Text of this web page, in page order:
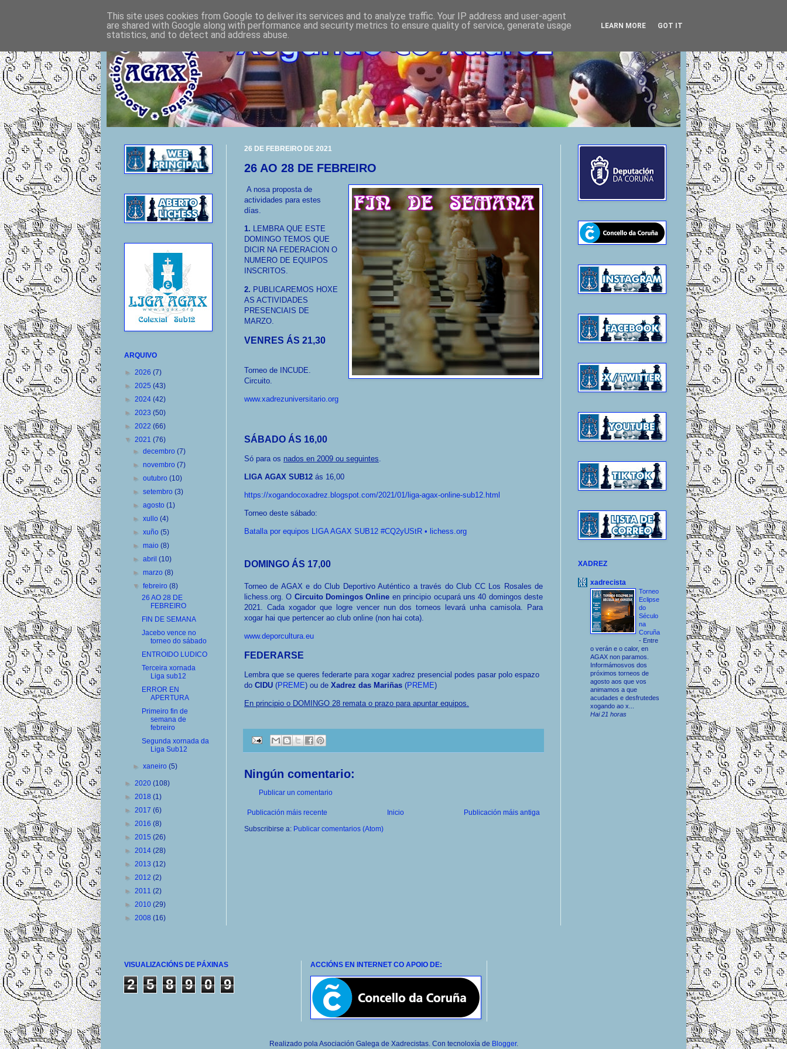
26 DE FEBREIRO DE 2021
26 AO 28 DE FEBREIRO
A nosa proposta de
actividades para estes
días.
1. LEMBRA QUE ESTE
DOMINGO TEMOS QUE
DICIR NA FEDERACION O
NUMERO DE EQUIPOS
INSCRITOS.
2. PUBLICAREMOS HOXE
AS ACTIVIDADES
PRESENCIAIS DE
MARZO.
VENRES ÁS 21,30
Torneo de INCUDE.
Circuito.
www.xadrezuniversitario.org
SÁBADO ÁS 16,00
Só para os nados en 2009 ou seguintes
LIGA AGAX SUB12 ás 16,00
https://xogandocoxadrez.blogspot.com/2021/01/liga-agax-online-sub12.html
Torneo deste sábado:
Batalla por equipos LIGA AGAX SUB12 #CQ2yUStR • lichess.org
DOMINGO ÁS 17,00
Torneo de AGAX e do Club Deportivo Auténtico a través do Club CC Los Rosales de
lichess.org. O Circuito Domingos Online en principio ocupará uns 40 domingos deste
2021. Cada xogador que logre vencer nun dos torneos levará unha camisola. Para
xogar hai que pertencer ao club online (non hai cota).
www.deporcultura.eu
FEDERARSE
Lembra que se queres federarte para xogar xadrez presencial podes pasar polo espazo
do CIDU (PREME) ou de Xadrez das Mariñas (PREME)
En principio o DOMINGO 28 remata o prazo para apuntar equipos.
Ningún comentario:
Publicar un comentario
Publicación máis recente Publicación máis antiga
Inicio
Subscribirse a: Publicar comentarios (Atom)
ARQUIVO
► 2026 (7)
► 2025 (43)
► 2024 (42)
► 2023 (50)
► 2022 (66)
▼ 2021 (76)
►decembro(7)
►novembro(7)
►outubro(10)
►setembro(3)
►agosto(1)
►xullo(4)
►xuño(5)
►maio(8)
►abril(10)
►marzo(8)
▼febreiro(8)
26 AO 28 DE
FEBREIRO
FIN DE SEMANA
Jacebo vence no
torneo do sábado
ENTROIDO LUDICO
Terceira xornada
Liga sub12
ERROR EN
APERTURA
Primeiro fin de
semana de
febreiro
Segunda xornada da
Liga Sub12
►xaneiro(5)
► 2020 (108)
► 2018 (1)
► 2017 (6)
► 2016 (8)
► 2015 (26)
► 2014 (28)
► 2013 (12)
► 2012 (2)
► 2011 (2)
► 2010 (29)
► 2008 (16)
XADREZ
xadrecista
Torneo
Eclipse
do
Século
na
Coruña
- Entre
o verán e o calor, en
AGAX non paramos.
Informámosvos dos
próximos torneos de
agosto aos que vos
animamos a que
acudades e desfrutedes
xogando ao x...
Hai 21 horas
VISUALIZACIÓNS DE PÁXINAS
2 5 8 9 0 9
ACCIÓNS EN INTERNET CO APOIO DE:
Realizado pola Asociación Galega de Xadrecistas. Con tecnoloxía de Blogger.
This site uses cookies from Google to deliver its services and to analyze traffic. Your IP address and user-agent
are shared with Google along with performance and security metrics to ensure quality of service, generate usage
statistics, and to detect and address abuse.
LEARN MORE GOT IT